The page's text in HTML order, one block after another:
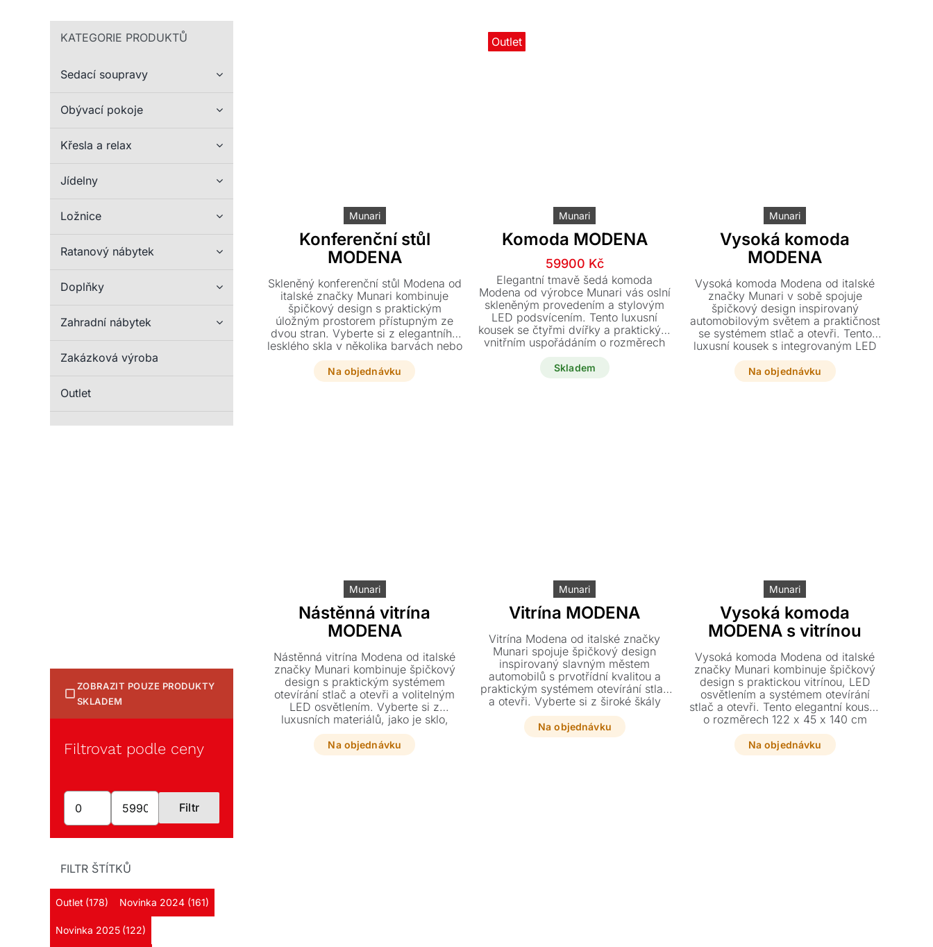
KATEGORIE PRODUKTŮ
Sedací soupravy
Obývací pokoje
Křesla a relax
Jídelny
Ložnice
Ratanový nábytek
Doplňky
Zahradní nábytek
Zakázková výroba
Outlet
ZOBRAZIT POUZE PRODUKTY
SKLADEM
Filtrovat podle ceny
Minimální
cena
Maximální
cena
Filtr
FILTR ŠTÍTKŮ
Outlet (178) Novinka 2024 (161)
Novinka 2025 (122)
Munari
Konferenční stůl
MODENA
Skleněný konferenční stůl Modena od
italské značky Munari kombinuje
špičkový design s praktickým
úložným prostorem přístupným ze
dvou stran. Vyberte si z elegantního
lesklého skla v několika barvách nebo
doplňte vzhled dřevem a keramikou
přesně podle vašich představ. Tato
kolekce v sobě nese kvalitu a styl
Na objednávku
Outlet
Munari
Komoda MODENA
Původní
cena
byla:
104000 Kč.
59900 Kč
Aktuální
cena
je:
59900 Kč.
Elegantní tmavě šedá komoda
Modena od výrobce Munari vás oslní
skleněným provedením a stylovým
LED podsvícením. Tento luxusní
kousek se čtyřmi dvířky a praktickým
vnitřním uspořádáním o rozměrech
za výjimečnou akční cenu.
Skladem
Munari
Vysoká komoda
MODENA
Vysoká komoda Modena od italské
značky Munari v sobě spojuje
špičkový design inspirovaný
automobilovým světem a praktičnost
se systémem stlač a otevři. Tento
luxusní kousek s integrovaným LED
osvětlením a nastavitelnými policemi
nabízí širokou škálu provedení od
skla až po keramiku.
Na objednávku
Munari
Nástěnná vitrína
MODENA
Nástěnná vitrína Modena od italské
značky Munari kombinuje špičkový
design s praktickým systémem
otevírání stlač a otevři a volitelným
LED osvětlením. Vyberte si z
luxusních materiálů, jako je sklo,
dřevo či keramika, a přizpůsobte
tento elegantní kousek o rozměrech
60 x 37 x 160 cm přesně svému
Na objednávku
Munari
Vitrína MODENA
Vitrína Modena od italské značky
Munari spojuje špičkový design
inspirovaný slavným městem
automobilů s prvotřídní kvalitou a
praktickým systémem otevírání stlač
a otevři. Vyberte si z široké škály
luxusních materiálů, jako je sklo,
dřevo či keramika, a přizpůsobte si
velikost i vnitřní LED osvětlení přesně
Na objednávku
Munari
Vysoká komoda
MODENA s vitrínou
Vysoká komoda Modena od italské
značky Munari kombinuje špičkový
design s praktickou vitrínou, LED
osvětlením a systémem otevírání
stlač a otevři. Tento elegantní kousek
o rozměrech 122 x 45 x 140 cm
nabízí variabilní provedení v
kombinaci skla, dřeva či keramiky
přesně podle vašich představ.
Na objednávku